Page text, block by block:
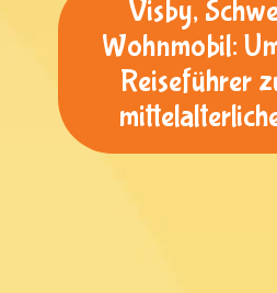
Visby,
Wohnmobil:
Reiseführer